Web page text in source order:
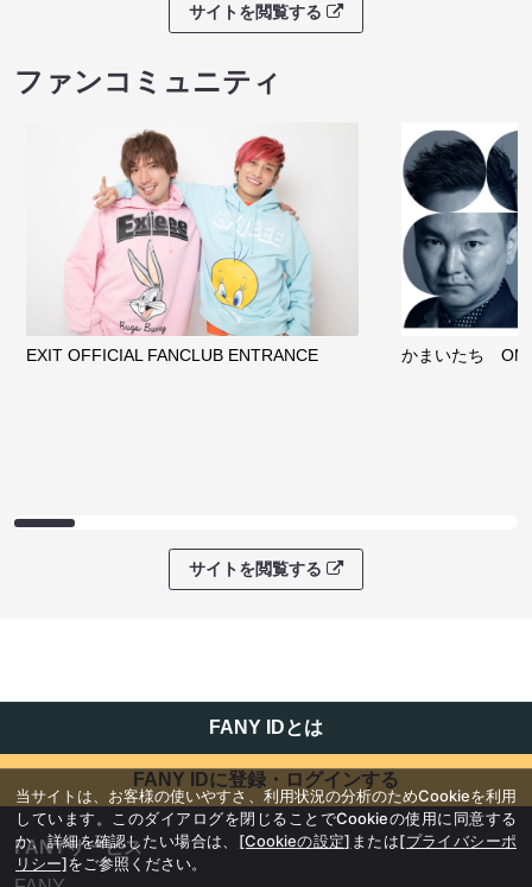
サイトを閲覧する
ファンコミュニティ
EXIT OFFICIAL FANCLUB ENTRANCE かまいたち
サイトを閲覧する
FANY IDとは
FANY IDに登録・ログインする
FANYサービス
当サイトは、お客様の使いやすさ、利用状況の分析のためCookieを利用
しています。このダイアログを閉じることでCookieの使用に同意する
か、詳細を確認したい場合は、 [Cookieの設定] または[プライバシーポ
リシー]をご参照ください。